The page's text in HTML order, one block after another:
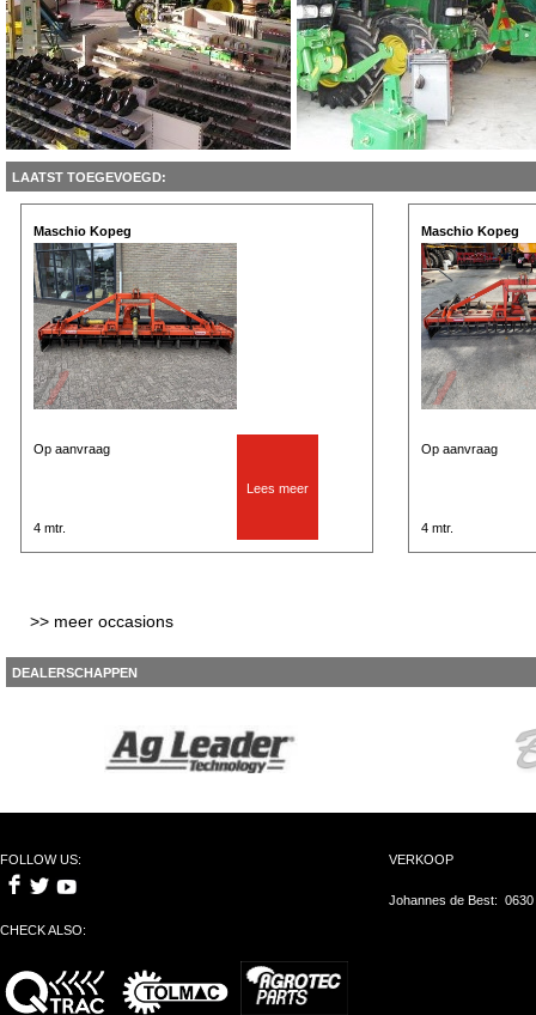
LAATST TOEGEVOEGD:
Maschio Kopeg
Op aanvraag
4 mtr.
Lees meer
Maschio Kopeg
Op aanvraag
4 mtr.
>> meer occasions
DEALERSCHAPPEN
FOLLOW US:
CHECK ALSO:
VERKOOP
Johannes de Best: 0630